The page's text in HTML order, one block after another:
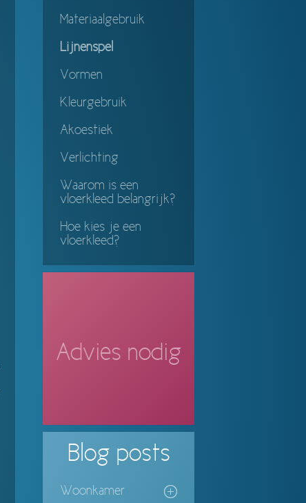
Materiaalgebruik
Lijnenspel
Vormen
Kleurgebruik
Akoestiek
Verlichting
Waarom is een
vloerkleed belangrijk?
Hoe kies je een
vloerkleed?
Advies nodig
Blog posts
Woonkamer